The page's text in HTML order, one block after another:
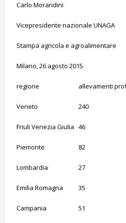
Carlo Morandini
Vicepresidente nazionale UNAGA
Stampa agricola e agroalimentare
Milano, 26 agosto 2015.
regione allevamenti
Veneto 240
Friuli Venezia Giulia 46
Piemonte 82
Lombardia 27
Emilia Romagna 35
Campania 51